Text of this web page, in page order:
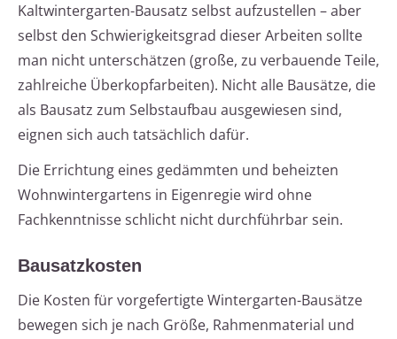
Kaltwintergarten-Bausatz selbst aufzustellen – aber
selbst den Schwierigkeitsgrad dieser Arbeiten sollte
man nicht unterschätzen (große, zu verbauende Teile,
zahlreiche Überkopfarbeiten). Nicht alle Bausätze, die
als Bausatz zum Selbstaufbau ausgewiesen sind,
eignen sich auch tatsächlich dafür.
Die Errichtung eines gedämmten und beheizten
Wohnwintergartens in Eigenregie wird ohne
Fachkenntnisse schlicht nicht durchführbar sein.
Bausatzkosten
Die Kosten für vorgefertigte Wintergarten-Bausätze
bewegen sich je nach Größe, Rahmenmaterial und